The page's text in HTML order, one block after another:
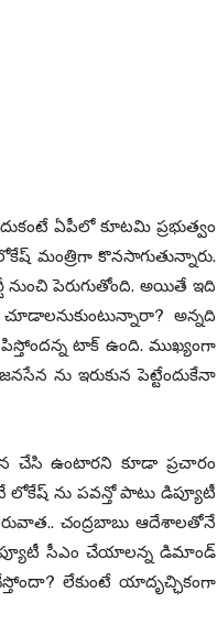
ఏపీలో కూటమి ప్రభుత్వం
మంత్రిగా కొనసాగుతున్నారు.
పెరుగుతోంది. అయితే ఇది
అన్నది
టాక్ ఉంది. ముఖ్యంగా
ను ఇరుకున పెట్టేందుకేనా
చేసి ఉంటారని కూడా ప్రచారం
లోకేష్ ను పవన్తో పాటు డిప్యూటీ
చంద్రబాబు ఆదేశాలతోనే
సీఎం చేయాలన్న డిమాండ్
లేకుంటే యాదృచ్ఛికంగా